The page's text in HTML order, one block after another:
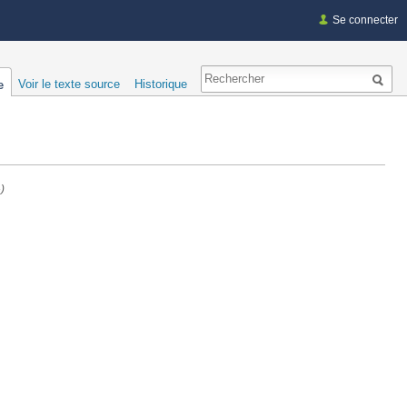
Se connecter
Voir le texte source Historique